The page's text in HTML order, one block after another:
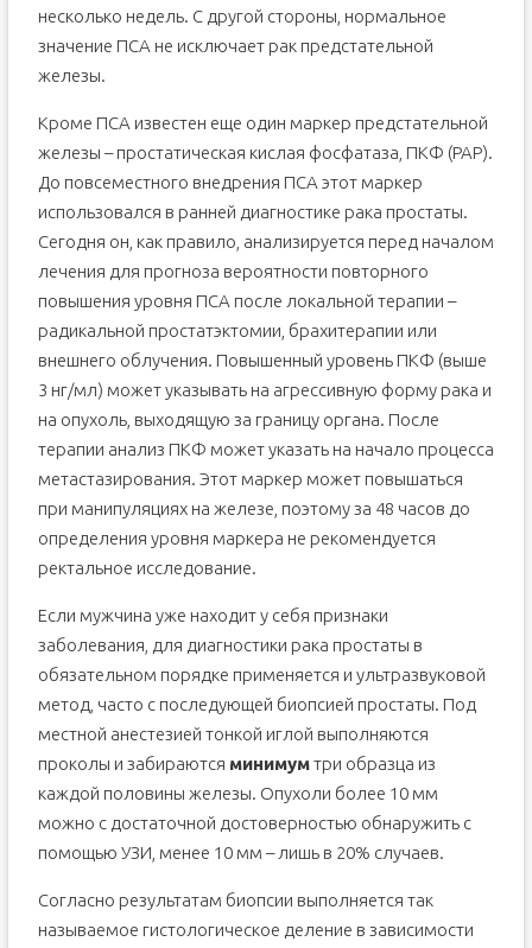
несколько недель. С другой стороны, нормальное
значение ПСА не исключает рак предстательной
железы.
Кроме ПСА известен еще один маркер предстательной
железы – простатическая кислая фосфатаза, ПКФ (PAP).
До повсеместного внедрения ПСА этот маркер
использовался в ранней диагностике рака простаты.
Сегодня он, как правило, анализируется перед началом
лечения для прогноза вероятности повторного
повышения уровня ПСА после локальной терапии –
радикальной простатэктомии, брахитерапии или
внешнего облучения. Повышенный уровень ПКФ (выше
3 нг/мл) может указывать на агрессивную форму рака и
на опухоль, выходящую за границу органа. После
терапии анализ ПКФ может указать на начало процесса
метастазирования. Этот маркер может повышаться
при манипуляциях на железе, поэтому за 48 часов до
определения уровня маркера не рекомендуется
ректальное исследование.
Если мужчина уже находит у себя признаки
заболевания, для диагностики рака простаты в
обязательном порядке применяется и ультразвуковой
метод, часто с последующей биопсией простаты. Под
местной анестезией тонкой иглой выполняются
проколы и забираются минимумтри образца из
каждой половины железы. Опухоли более 10 мм
можно с достаточной достоверностью обнаружить с
помощью УЗИ, менее 10 мм – лишь в 20% случаев.
Согласно результатам биопсии выполняется так
называемое гистологическое деление в зависимости